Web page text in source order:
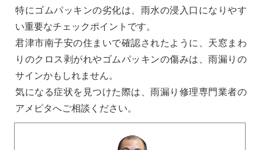
特にゴムパッキンの劣化は、雨水の浸入口になりやす
い重要なチェックポイントです。
君津市南子安の住まいで確認されたように、天窓まわ
りのクロス剥がれやゴムパッキンの傷みは、雨漏りの
サインかもしれません。
気になる症状を見つけた際は、雨漏り修理専門業者の
アメピタへご相談ください。